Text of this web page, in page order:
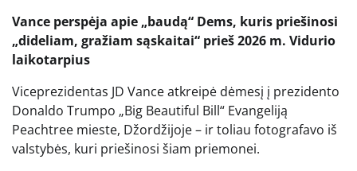
Vance perspėja apie „baudą“ Dems, kuris priešinosi
„dideliam, gražiam sąskaitai“ prieš 2026 m. Vidurio
laikotarpius
Viceprezidentas JD Vance atkreipė dėmesį į prezidento
Donaldo Trumpo „Big Beautiful Bill“ Evangeliją
Peachtree mieste, Džordžijoje – ir toliau fotografavo iš
valstybės, kuri priešinosi šiam priemonei.